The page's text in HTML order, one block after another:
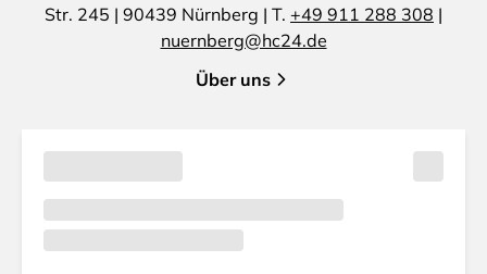
Str. 245 | 90439 Nürnberg | T. +49 911 288 308 |
nuernberg@hc24.de
Über uns